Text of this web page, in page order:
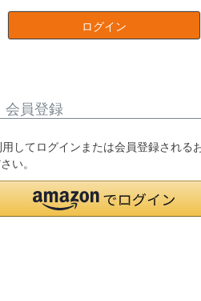
ログイン
会員登録
してログインまたは会員登録される
い。